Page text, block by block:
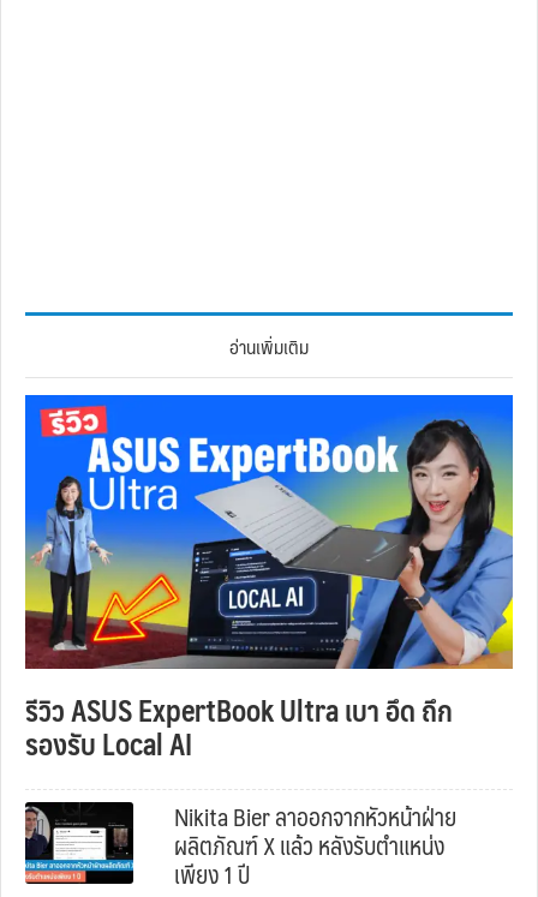
อ่านเพิ่มเติม
รีวิว ASUS ExpertBook Ultra เบา อึด ถึก
รองรับ Local AI
Nikita Bier ลาออกจากหัวหน้าฝ่าย
ผลิตภัณฑ์ X แล้ว หลังรับตำแหน่ง
เพียง 1 ปี